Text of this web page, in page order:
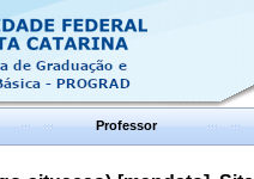
Professor